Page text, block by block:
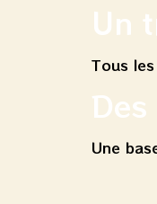
Un
Tous
Une